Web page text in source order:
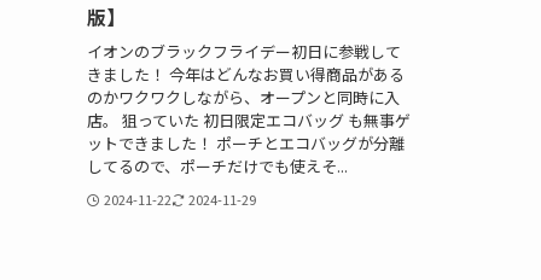
版】
イオンのブラックフライデー初日に参戦して
きました！ 今年はどんなお買い得商品がある
のかワクワクしながら、オープンと同時に入
店。 狙っていた 初日限定エコバッグ も無事ゲ
ットできました！ ポーチとエコバッグが分離
してるので、ポーチだけでも使えそ...
2024-11-22 2024-11-29